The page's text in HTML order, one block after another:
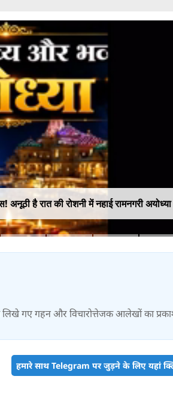
अनूठी है रात की रोशनी में नहाई रामनगरी अयोध्या
लिखे गए गहन और विचारोत्तेजक आलेखों का
हमारे साथ Telegram पर जुड़ने के लिए यहां